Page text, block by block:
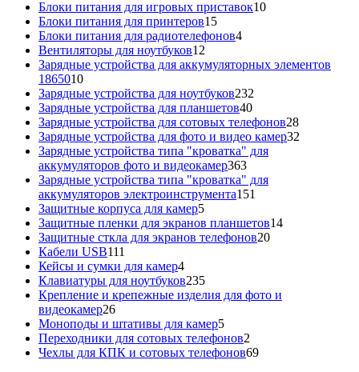
товаров
Блоки питания для игровых приставок1010
Блоки питания для принтеров1515
товаров
Блоки питания для радиотелефонов44
Вентиляторы для ноутбуков12
товаров
Зарядные устройства для аккумуляторных элементов
186501010
товаров
Зарядные устройства для ноутбуков232
Зарядные устройства для планшетов4040
товаров
Зарядные устройства для сотовых телефонов2828
товаров
Зарядные устройства для фото и видео камер32
Зарядные устройства типа "кроватка" для
аккумуляторов фото и видеокамер363363
товара
Зарядные устройства типа "кроватка" для
аккумуляторов электроинструмента151
Защитные корпуса для камер55
товаров
Защитные пленки для экранов планшетов1414
Защитные сткла для экранов телефонов2020
Кабели USB111
товаров
Кейсы и сумки для камер44
товара
Клавиатуры для ноутбуков235235
товаров
Крепление и крепежные изделия для фото и
видеокамер2626
товаров
Моноподы и штативы для камер55
товаров
Переходники для сотовых телефонов2
товара
Чехлы для КПК и сотовых телефонов6969